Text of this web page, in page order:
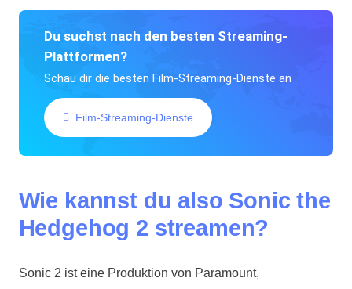
Du suchst nach den besten Streaming-
Plattformen?
Schau dir die besten Film-Streaming-Dienste an
Film-Streaming-Dienste
Wie kannst du also Sonic the
Hedgehog 2 streamen?
Sonic 2 ist eine Produktion von Paramount,